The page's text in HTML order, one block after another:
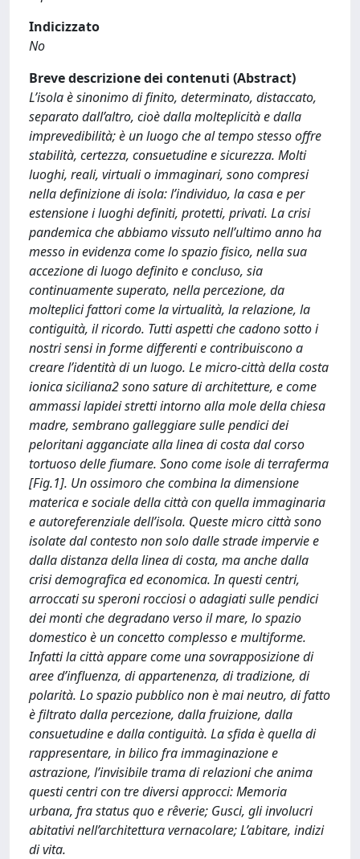
Indicizzato
No
Breve descrizione dei contenuti (Abstract)
L’isola è sinonimo di finito, determinato, distaccato,
separato dall’altro, cioè dalla molteplicità e dalla
imprevedibilità; è un luogo che al tempo stesso offre
stabilità, certezza, consuetudine e sicurezza. Molti
luoghi, reali, virtuali o immaginari, sono compresi
nella definizione di isola: l’individuo, la casa e per
estensione i luoghi definiti, protetti, privati. La crisi
pandemica che abbiamo vissuto nell’ultimo anno ha
messo in evidenza come lo spazio fisico, nella sua
accezione di luogo definito e concluso, sia
continuamente superato, nella percezione, da
molteplici fattori come la virtualità, la relazione, la
contiguità, il ricordo. Tutti aspetti che cadono sotto i
nostri sensi in forme differenti e contribuiscono a
creare l’identità di un luogo. Le micro-città della costa
ionica siciliana2 sono sature di architetture, e come
ammassi lapidei stretti intorno alla mole della chiesa
madre, sembrano galleggiare sulle pendici dei
peloritani agganciate alla linea di costa dal corso
tortuoso delle fiumare. Sono come isole di terraferma
[Fig.1]. Un ossimoro che combina la dimensione
materica e sociale della città con quella immaginaria
e autoreferenziale dell’isola. Queste micro città sono
isolate dal contesto non solo dalle strade impervie e
dalla distanza della linea di costa, ma anche dalla
crisi demografica ed economica. In questi centri,
arroccati su speroni rocciosi o adagiati sulle pendici
dei monti che degradano verso il mare, lo spazio
domestico è un concetto complesso e multiforme.
Infatti la città appare come una sovrapposizione di
aree d’influenza, di appartenenza, di tradizione, di
polarità. Lo spazio pubblico non è mai neutro, di fatto
è filtrato dalla percezione, dalla fruizione, dalla
consuetudine e dalla contiguità. La sfida è quella di
rappresentare, in bilico fra immaginazione e
astrazione, l’invisibile trama di relazioni che anima
questi centri con tre diversi approcci: Memoria
urbana, fra status quo e rêverie; Gusci, gli involucri
abitativi nell’architettura vernacolare; L’abitare, indizi
di vita.